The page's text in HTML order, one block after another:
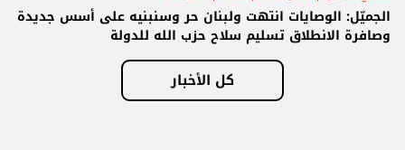
الجميّل: الوصايات انتهت ولبنان حر وسنبنيه على أسس جديدة
وصافرة الانطلاق تسليم سلاح حزب الله للدولة
كل الأخبار